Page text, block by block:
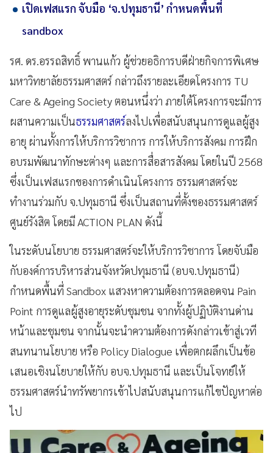
เปิดเฟสแรก จับมือ ‘จ.ปทุมธานี’ กำหนดพื้นที่
sandbox
รศ. ดร.อรรถสิทธิ์ พานแก้ว ผู้ช่วยอธิการบดีฝ่ายกิจการพิเศษ
มหาวิทยาลัยธรรมศาสตร์ กล่าวถึงรายละเอียดโครงการ TU
Care & Ageing Society ตอนหนึ่งว่า ภายใต้โครงการจะมีการ
ผสานความเป็นธรรมศาสตร์ลงไปเพื่อสนับสนุนการดูแลผู้สูง
อายุ ผ่านทั้งการให้บริการวิชาการ การให้บริการสังคม การฝึก
อบรมพัฒนาทักษะต่างๆ และการสื่อสารสังคม โดยในปี 2568
ซึ่งเป็นเฟสแรกของการดำเนินโครงการ ธรรมศาสตร์จะ
ทำงานร่วมกับ จ.ปทุมธานี ซึ่งเป็นสถานที่ตั้งของธรรมศาสตร์
ศูนย์รังสิต โดยมี ACTION PLAN ดังนี้
ในระดับนโยบาย ธรรมศาสตร์จะให้บริการวิชาการ โดยจับมือ
กับองค์การบริหารส่วนจังหวัดปทุมธานี (อบจ.ปทุมธานี)
กำหนดพื้นที่ Sandbox แสวงหาความต้องการตลอดจน Pain
Point การดูแลผู้สูงอายุระดับชุมชน จากทั้งผู้ปฏิบัติงานด่าน
หน้าและชุมชน จากนั้นจะนำความต้องการดังกล่าวเข้าสู่เวที
สนทนานโยบาย หรือ Policy Dialogue เพื่อตกผลึกเป็นข้อ
เสนอเชิงนโยบายให้กับ อบจ.ปทุมธานี และเป็นโจทย์ให้
ธรรมศาสตร์นำทรัพยากรเข้าไปสนับสนุนการแก้ไขปัญหาต่อ
ไป